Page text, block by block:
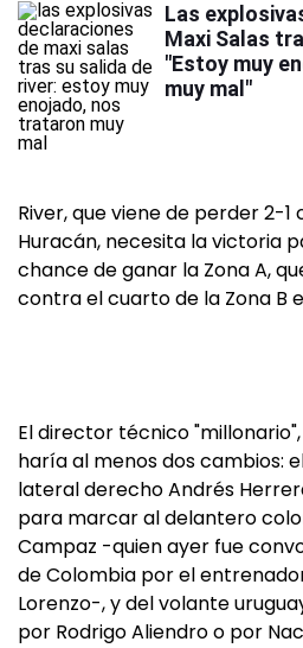
Las
Maxi Salas
"Estoy muy
muy mal"
River, que viene de perder 2-
Huracán, necesita la victoria
chance de ganar la Zona A,
contra el cuarto de la Zona B
El director técnico
haría al menos dos cambios:
lateral derecho Andrés
para marcar al delantero
Campaz -quien ayer fue
de Colombia por el
Lorenzo-, y del volante
por Rodrigo Aliendro o por